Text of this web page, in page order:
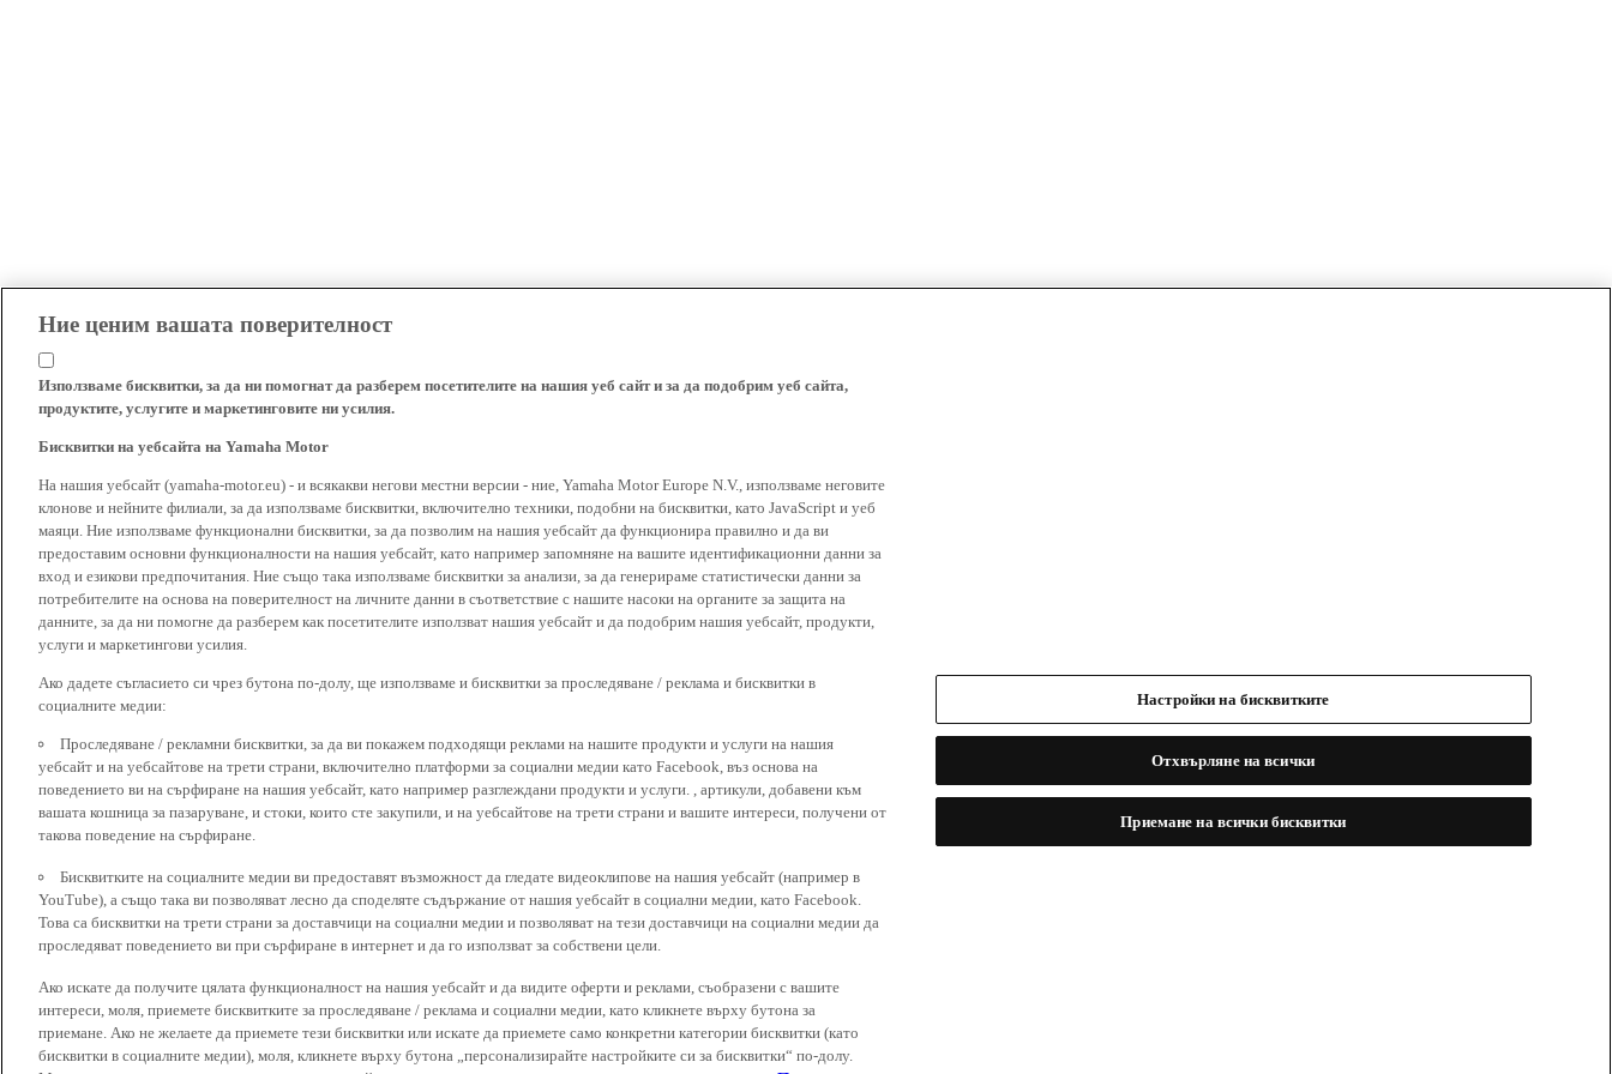
Ние ценим вашата поверителност
Използваме бисквитки, за да ни помогнат да разберем посетителите на нашия уеб сайт и за да подобрим уеб сайта,
продуктите, услугите и маркетинговите ни усилия.
Бисквитки на уебсайта на Yamaha Motor
На нашия уебсайт (yamaha-motor.eu) - и всякакви негови местни версии - ние, Yamaha Motor Europe N.V., използваме неговите
клонове и нейните филиали, за да използваме бисквитки, включително техники, подобни на бисквитки, като JavaScript и уеб
маяци. Ние използваме функционални бисквитки, за да позволим на нашия уебсайт да функционира правилно и да ви
предоставим основни функционалности на нашия уебсайт, като например запомняне на вашите идентификационни данни за
вход и езикови предпочитания. Ние също така използваме бисквитки за анализи, за да генерираме статистически данни за
потребителите на основа на поверителност на личните данни в съответствие с нашите насоки на органите за защита на
данните, за да ни помогне да разберем как посетителите използват нашия уебсайт и да подобрим нашия уебсайт, продукти,
услуги и маркетингови усилия.
Ако дадете съгласието си чрез бутона по-долу, ще използваме и бисквитки за проследяване / реклама и бисквитки в
социалните медии:
Проследяване / рекламни бисквитки, за да ви покажем подходящи реклами на нашите продукти и услуги на нашия
уебсайт и на уебсайтове на трети страни, включително платформи за социални медии като Facebook, въз основа на
поведението ви на сърфиране на нашия уебсайт, като например разглеждани продукти и услуги. , артикули, добавени към
вашата кошница за пазаруване, и стоки, които сте закупили, и на уебсайтове на трети страни и вашите интереси, получени от
такова поведение на сърфиране.
Бисквитките на социалните медии ви предоставят възможност да гледате видеоклипове на нашия уебсайт (например в
YouTube), а също така ви позволяват лесно да споделяте съдържание от нашия уебсайт в социални медии, като Facebook.
Това са бисквитки на трети страни за доставчици на социални медии и позволяват на тези доставчици на социални медии да
проследяват поведението ви при сърфиране в интернет и да го използват за собствени цели.
Ако искате да получите цялата функционалност на нашия уебсайт и да видите оферти и реклами, съобразени с вашите
интереси, моля, приемете бисквитките за проследяване / реклама и социални медии, като кликнете върху бутона за
приемане. Ако не желаете да приемете тези бисквитки или искате да приемете само конкретни категории бисквитки (като
бисквитки в социалните медии), моля, кликнете върху бутона „персонализирайте настройките си за бисквитки“ по-долу.
Настройки на бисквитките
Отхвърляне на всички
Приемане на всички бисквитки